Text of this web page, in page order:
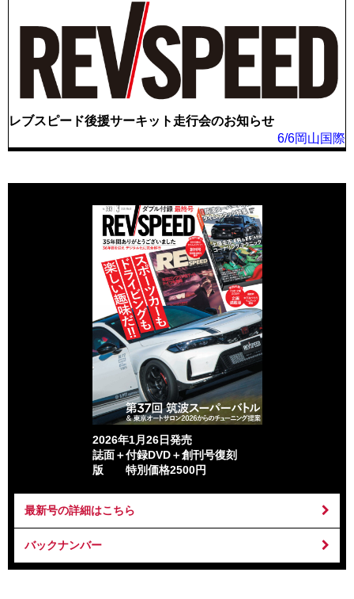
レブスピード後援サーキット走行会のお知らせ
6/6岡山国際
2026年1月26日発売
誌面＋付録DVD＋創刊号復刻
版 特別価格2500円
最新号の詳細はこちら
バックナンバー